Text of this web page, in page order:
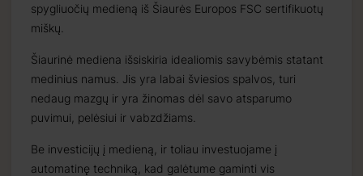
spygliuočių medieną iš Šiaurės Europos FSC sertifikuotų
miškų.
Šiaurinė mediena išsiskiria idealiomis savybėmis statant
medinius namus. Jis yra labai šviesios spalvos, turi
nedaug mazgų ir yra žinomas dėl savo atsparumo
puvimui, pelėsiui ir vabzdžiams.
Be investicijų į medieną, ir toliau investuojame į
automatinę techniką, kad galėtume gaminti vis